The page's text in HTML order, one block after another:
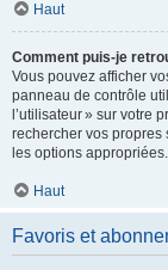
Haut
Comment puis-je
Vous pouvez afficher
panneau de contrôle
l’utilisateur » sur votre
rechercher vos
les options appropriées.
Haut
Favoris et